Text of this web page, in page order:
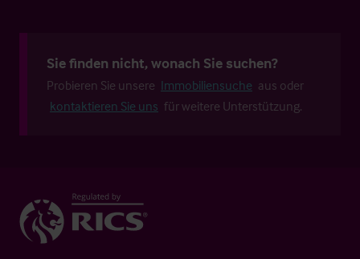
Sie finden nicht, wonach Sie suchen?
Probieren Sie unsere Immobiliensuche aus oder
kontaktieren Sie uns für weitere Unterstützung.